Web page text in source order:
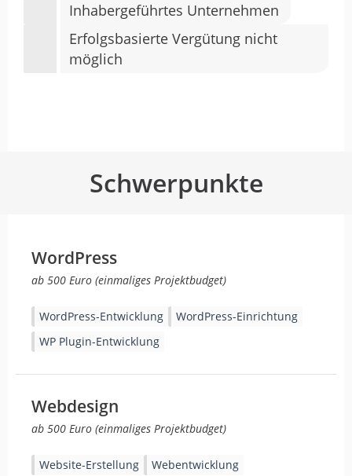
Inhabergeführtes Unternehmen
Erfolgsbasierte Vergütung nicht
möglich
Schwerpunkte
WordPress
ab 500 Euro (einmaliges Projektbudget)
WordPress-Entwicklung
WordPress-Einrichtung
WP Plugin-Entwicklung
Webdesign
ab 500 Euro (einmaliges Projektbudget)
Website-Erstellung
Webentwicklung